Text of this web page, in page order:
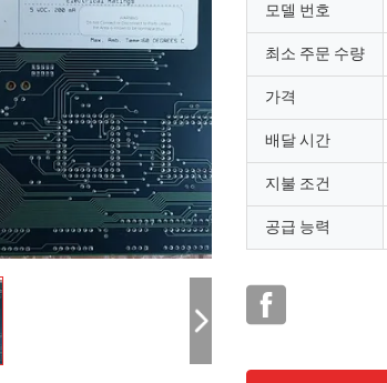
모델 번호
최소 주문 수량
가격
배달 시간
지불 조건
공급 능력